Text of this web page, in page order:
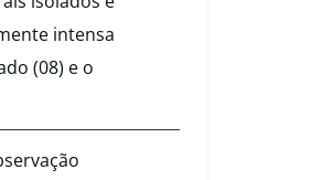
intensa
(08) e o